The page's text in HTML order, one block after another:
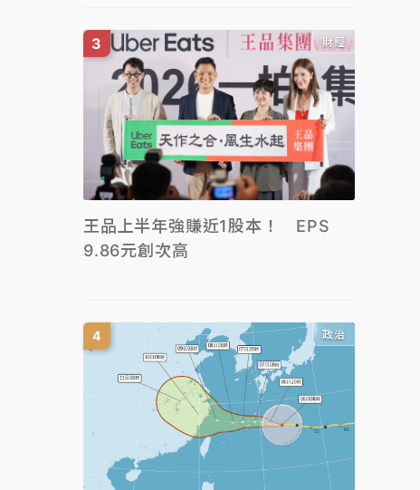
財經
王品上半年強賺近1股本！ EPS
9.86元創次高
政治